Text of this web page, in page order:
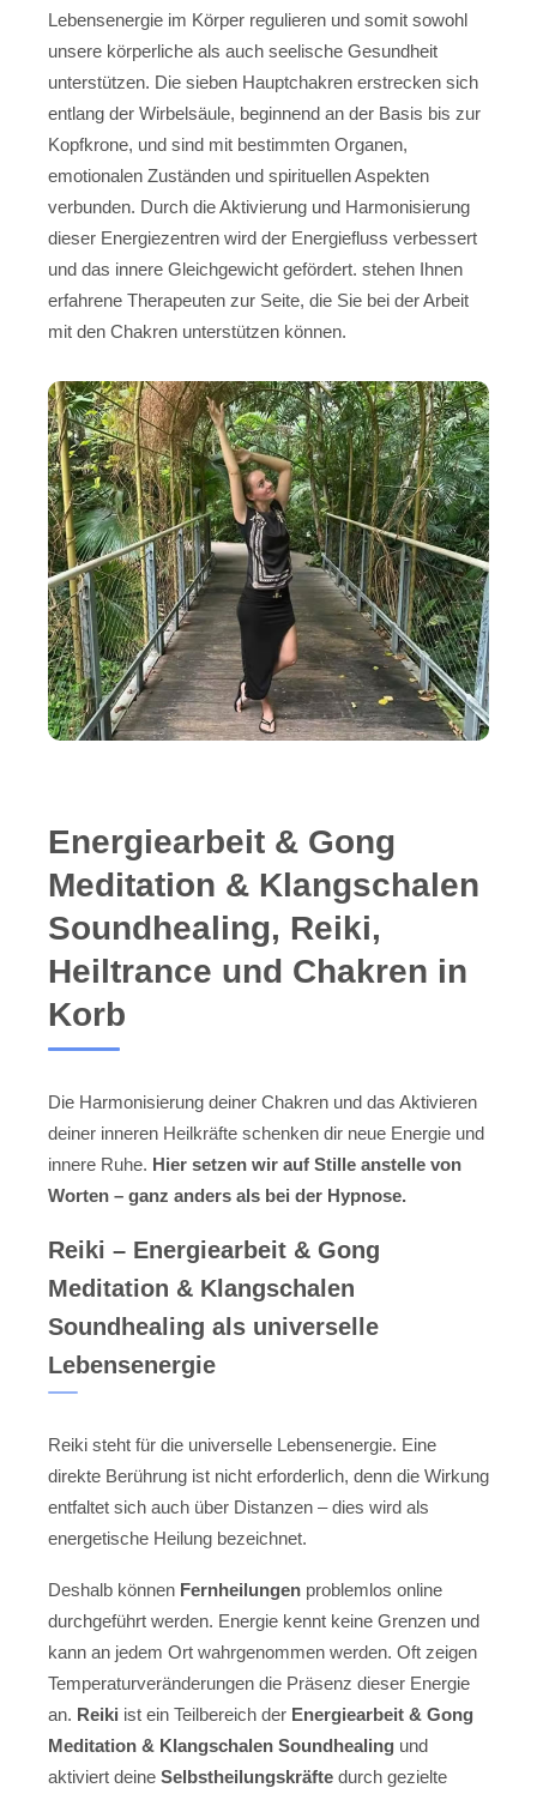
Lebensenergie im Körper regulieren und somit sowohl
unsere körperliche als auch seelische Gesundheit
unterstützen. Die sieben Hauptchakren erstrecken sich
entlang der Wirbelsäule, beginnend an der Basis bis zur
Kopfkrone, und sind mit bestimmten Organen,
emotionalen Zuständen und spirituellen Aspekten
verbunden. Durch die Aktivierung und Harmonisierung
dieser Energiezentren wird der Energiefluss verbessert
und das innere Gleichgewicht gefördert. stehen Ihnen
erfahrene Therapeuten zur Seite, die Sie bei der Arbeit
mit den Chakren unterstützen können.
Energiearbeit & Gong
Meditation & Klangschalen
Soundhealing, Reiki,
Heiltrance und Chakren in
Korb
Die Harmonisierung deiner Chakren und das Aktivieren
deiner inneren Heilkräfte schenken dir neue Energie und
innere Ruhe. Hier setzen wir auf Stille anstelle von
Worten – ganz anders als bei der Hypnose.
Reiki – Energiearbeit & Gong
Meditation & Klangschalen
Soundhealing als universelle
Lebensenergie
Reiki steht für die universelle Lebensenergie. Eine
direkte Berührung ist nicht erforderlich, denn die Wirkung
entfaltet sich auch über Distanzen – dies wird als
energetische Heilung bezeichnet.
Deshalb können Fernheilungen problemlos online
durchgeführt werden. Energie kennt keine Grenzen und
kann an jedem Ort wahrgenommen werden. Oft zeigen
Temperaturveränderungen die Präsenz dieser Energie
an. Reiki ist ein Teilbereich der Energiearbeit & Gong
Meditation & Klangschalen Soundhealing und
aktiviert deine Selbstheilungskräfte durch gezielte